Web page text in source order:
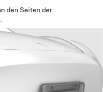
den Seiten der